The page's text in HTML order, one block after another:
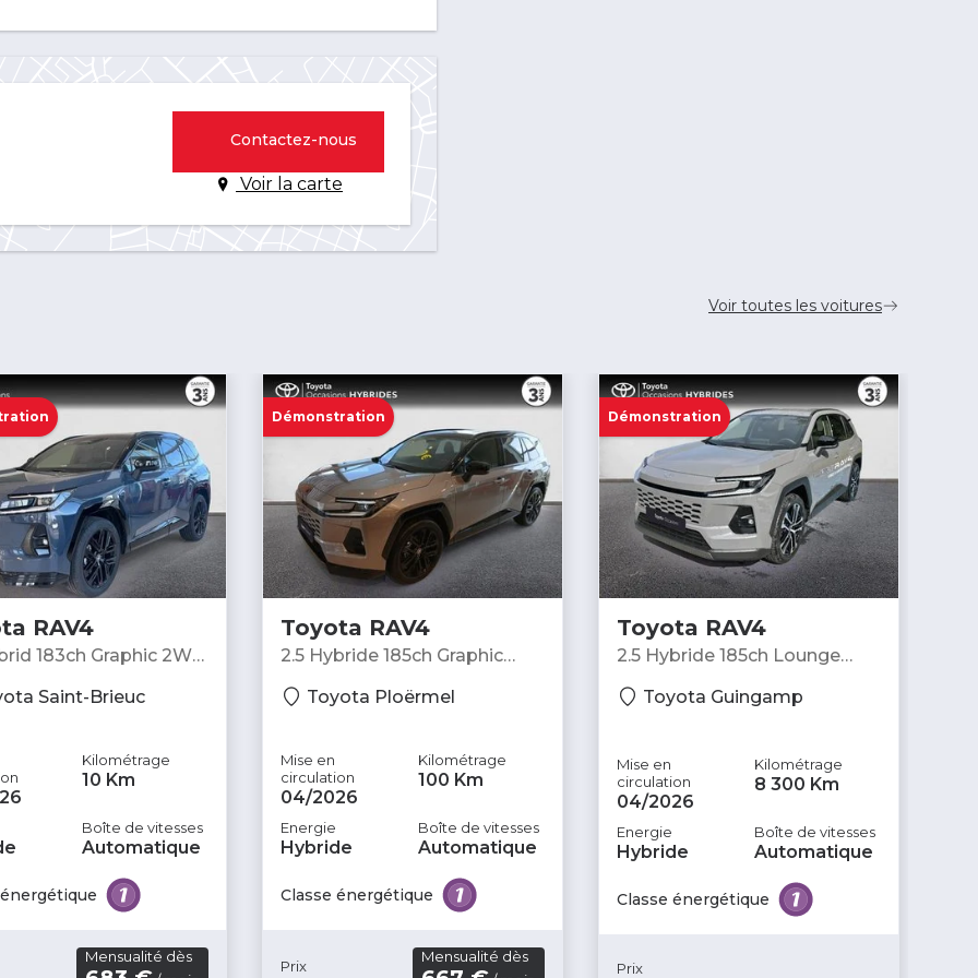
Essuie-glace arrière
Lunette arrière surteintée
Miroir de courtoisie passager
Ordinateur de bord
Ouverture du coffre mains-libres
Phares antibrouillard LED
Poches d'aumonières
Porte-gobelets arrière
Radar de stationnement AV
Radio numérique DAB
Régulateur de vitesse
Rétroviseurs dégivrants
Rétroviseurs rabattables électriquement
Contactez-nous
Voir la carte
Voir toutes les voitures
RAV4
183ch Graphic 2WD
Saint-Brieuc
Kilométrage
10 Km
Boîte de vitesses
Automatique
Mensualité dès
Démonstration
Toyota RAV4
2.5 Hybride 185ch Graphic
Toyota Ploërmel
Mise en
circulation
04/2026
Kilométrage
100 Km
Energie
Hybride
Boîte de vitesses
Automatique
Classe énergétique
Prix
Mensualité dès
Démonstration
Toyota RAV4
2.5 Hybride 185ch Lounge
Toyota Guingamp
Mise en
circulation
04/2026
Kilométrage
8 300 Km
Energie
Hybride
Boîte de vitesses
Automatique
Classe énergétique
Prix